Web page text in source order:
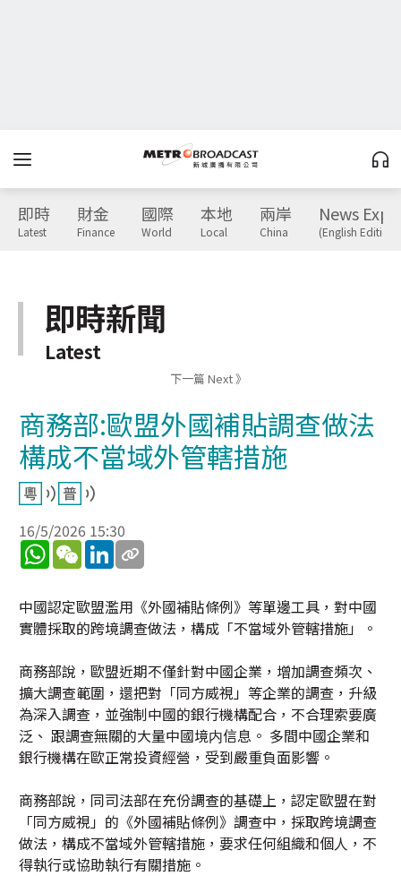
即時
Latest
財金
Finance
國際
World
本地
Local
兩岸
China
News
(English Edition)
即時新聞
Latest
下一篇 Next 》
商務部:歐盟外國補貼調查做法
構成不當域外管轄措施
16/5/2026 15:30
WhatsApp
WeChatLinkedIn
中國認定歐盟濫用《外國補貼條例》等單邊工具，對中國
實體採取的跨境調查做法，構成「不當域外管轄措施」。
商務部說，歐盟近期不僅針對中國企業，增加調查頻次、
擴大調查範圍，還把對「同方威視」等企業的調查，升級
為深入調查，並強制中國的銀行機構配合，不合理索要廣
泛、 跟調查無關的大量中國境内信息。 多間中國企業和
銀行機構在歐正常投資經營，受到嚴重負面影響。
商務部說，同司法部在充份調查的基礎上，認定歐盟在對
「同方威視」的《外國補貼條例》調查中，採取跨境調查
做法，構成不當域外管轄措施，要求任何組織和個人，不
得執行或協助執行有關措施。